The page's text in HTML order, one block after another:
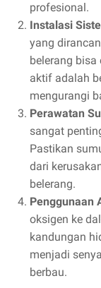
profesional.
Instalasi
yang
belerang
aktif adalah
mengurangi
Perawatan
sangat
Pastikan
dari
belerang.
Penggunaan
oksigen ke
kandungan
menjadi
berbau.